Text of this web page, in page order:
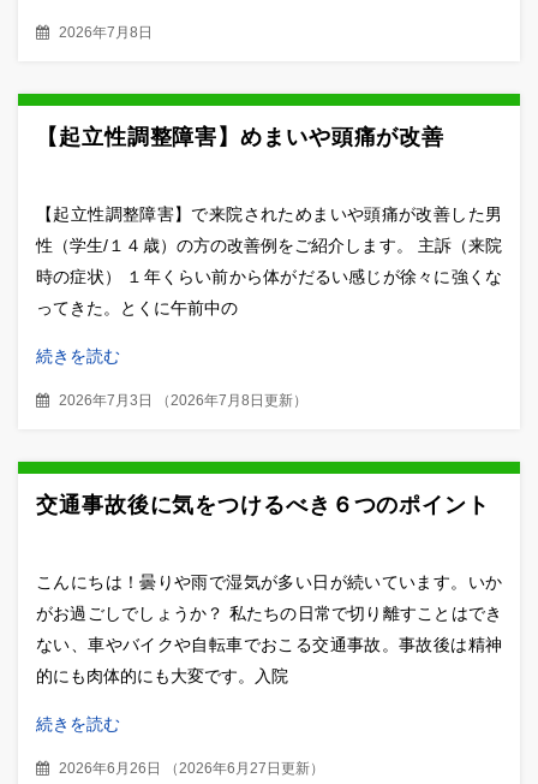
2026年7月8日
【起立性調整障害】めまいや頭痛が改善
【起立性調整障害】で来院されためまいや頭痛が改善した男
性（学生/１４歳）の方の改善例をご紹介します。 主訴（来院
時の症状） １年くらい前から体がだるい感じが徐々に強くな
ってきた。とくに午前中の
続きを読む
2026年7月3日 （2026年7月8日更新）
交通事故後に気をつけるべき６つのポイント
こんにちは！曇りや雨で湿気が多い日が続いています。いか
がお過ごしでしょうか？ 私たちの日常で切り離すことはでき
ない、車やバイクや自転車でおこる交通事故。事故後は精神
的にも肉体的にも大変です。入院
続きを読む
2026年6月26日 （2026年6月27日更新）